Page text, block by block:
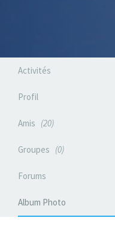
Activités
Profil
Amis 20
Groupes 0
Forums
Album Photo